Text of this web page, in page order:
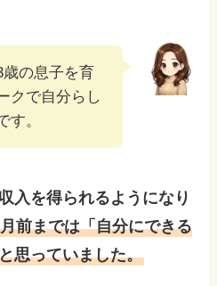
の息子を育
クで自分らし
す。
入を得られるようになり
前までは「自分にできる
思っていました。